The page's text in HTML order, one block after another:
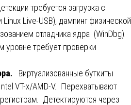
требуется загрузка с
Live-USB), дампинг физической
отладчика ядра (WinDbg).
уровне требует проверки
.
️ Виртуализованные буткиты
VT-x/AMD-V. Перехватывают
Детектируются через